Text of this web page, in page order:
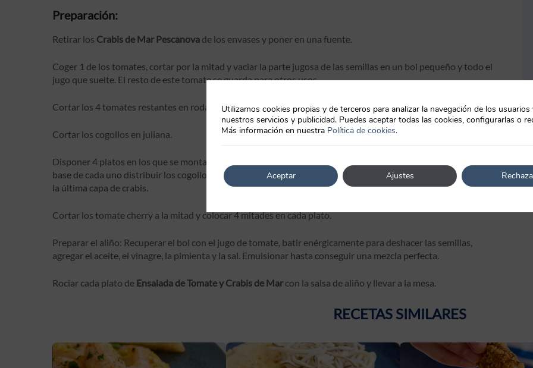
Preparación:
Retirar los Crabis de Mar Pescanova de los envases y poner en una fuente.
Coger 1 de los tomates, cortar por la mitad y vaciar la parte jugosa de las semillas en un bol pequeño y todo el
jugo que suelte. El resto de este tomate se guarda para otros usos.
Cortar los 4 tomates restantes en rodajas un poco gruesas y el jugo que hayan soltado echarlo en el bol.
Cortar los cogollos en juliana.
Disponer 4 platos en los que se montará para cada comensal una
base de cada uno distribuir los cogollos, encima ir colocando capas de rodaja de tomate y Crabis de Mar siendo
la última capa de crabis.
Cortar los tomate cherry a la mitad y colocar 4 mitades en cada plato.
Preparar el aliño: Recuperar el bol con el jugo de tomate, batir enérgicamente para deshacer las semillas,
agregar el aceite, el vinagre, la pimienta y la sal. Emulsionar hasta conseguir una mezcla perfecta.
Rociar cada plato de Ensalada de Tomate y Crabis de Marcon la salsa de aliño y llevar a la mesa.
RECETAS SIMILARES
Utilizamos cookies propias y de terceros para analizar la navegación de los usuarios
nuestros servicios y publicidad. Puedes aceptar todas las cookies, configurarlas o
Más información en nuestra Política de cookies.
Aceptar Ajustes